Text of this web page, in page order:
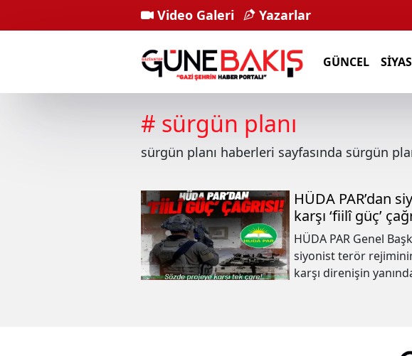
Video Galeri Yazarlar
GÜNCEL
# sürgün planı
sürgün planı haberleri sayfasında sürgün
HÜDA PAR’dan
karşı ‘fiilî güç’
HÜDA PAR Genel
siyonist terör
karşı direnişin